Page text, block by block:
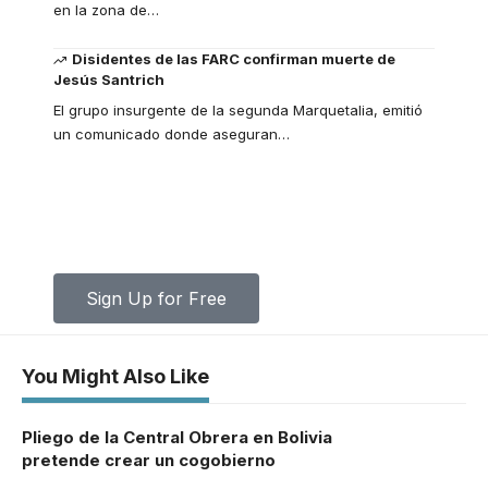
en la zona de…
Disidentes de las FARC confirman muerte de
Jesús Santrich
El grupo insurgente de la segunda Marquetalia, emitió
un comunicado donde aseguran…
Sign Up for Free
You Might Also Like
Pliego de la Central Obrera en Bolivia
pretende crear un cogobierno